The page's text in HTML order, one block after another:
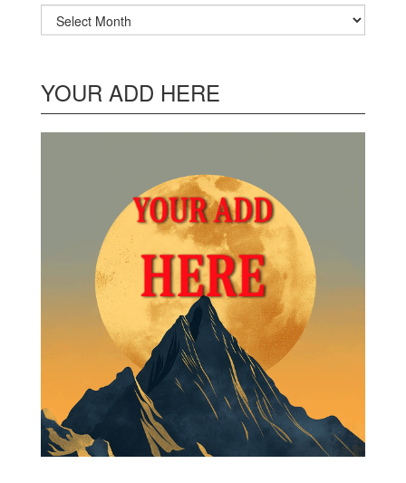
Archives
YOUR ADD HERE